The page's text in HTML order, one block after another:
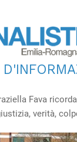
Fava
verità,